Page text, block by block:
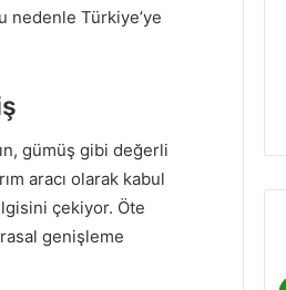
nedenle Türkiye’ye
gümüş gibi değerli
aracı olarak kabul
çekiyor. Öte
genişleme